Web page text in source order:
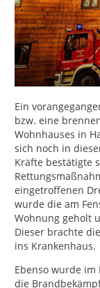
Ein
bzw. eine
Wohnhauses in
sich noch in
Kräfte bestätigte
eingetroffenen
wurde die am
Wohnung geholt
Dieser brachte
ins Krankenhaus.
Ebenso wurde
die